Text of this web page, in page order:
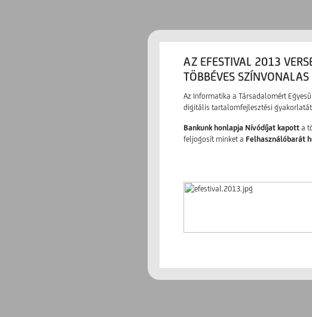
AZ EFESTIVAL 2013
TÖBBÉVES
Az Informatika a Társadalomért
digitális tartalomfejlesztési
Bankunk honlapja Nívódíjat kapott a
feljogosít minket a Felhasználóbarát